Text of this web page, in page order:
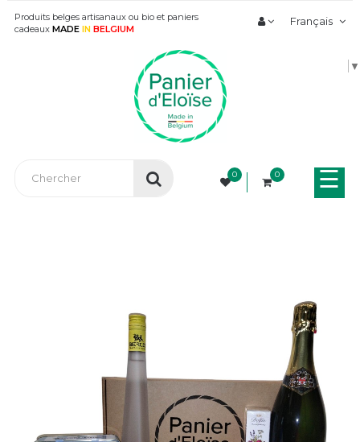
Produits belges artisanaux ou bio et paniers
cadeaux MADE IN BELGIUM
Français
▼
0 0
la
☰